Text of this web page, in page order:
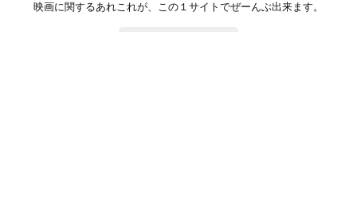
映画に関するあれこれが、この１サイトでぜーんぶ出来ます。